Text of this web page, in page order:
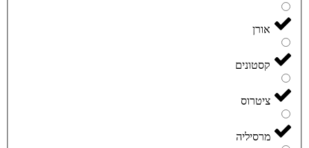
אורן
קסטונים
ציטרוס
מרסיליה